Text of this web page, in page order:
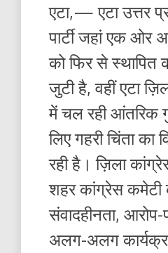
एटा,— एटा उत्तर
पार्टी जहां एक ओर
को फिर से
जुटी है, वहीं एटा
में चल रही आंतरिक
लिए गहरी चिंता का
रही है। ज़िला
शहर कांग्रेस कमेटी
संवादहीनता, आरोप-
अलग-अलग